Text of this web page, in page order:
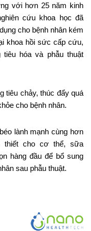
với hơn 25 năm kinh
cứu khoa học đã
cho bệnh nhân kém
khoa hồi sức cấp cứu,
hóa và phẫu thuật
tiêu chảy, thúc đẩy quá
cho bệnh nhân.
lành mạnh cùng hơn
thiết cho cơ thể, sữa
hàng đầu để bổ sung
sau phẫu thuật.